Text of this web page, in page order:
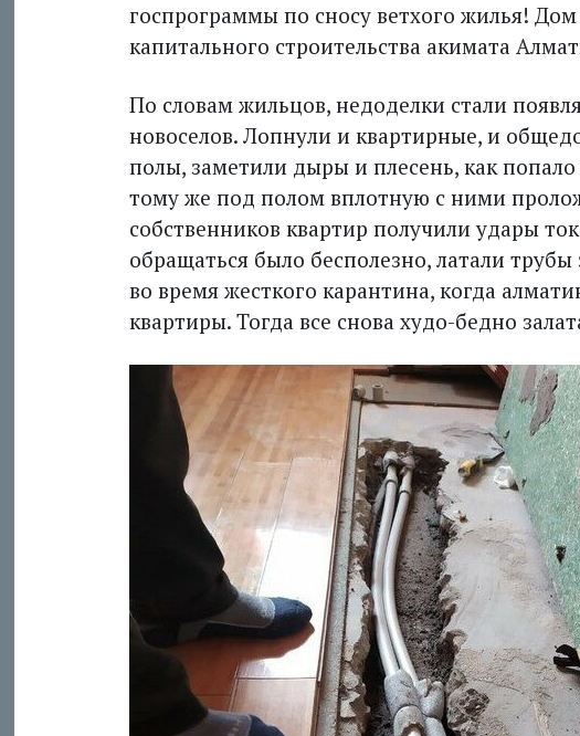
госпрограммы по сносу ветхого жилья!
капитального строительства акимата
По словам жильцов, недоделки стали
новоселов. Лопнули и квартирные, и
полы, заметили дыры и плесень, как
тому же под полом вплотную с ними
собственников квартир получили удары
обращаться было бесполезно, латали трубы
во время жесткого карантина, когда
квартиры. Тогда все снова худо-бедно